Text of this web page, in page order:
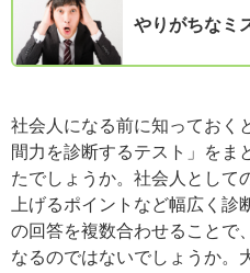
やりがちなミ
社会人になる前に知っておく
間力を診断するテスト」をま
たでしょうか。社会人として
上げるポイントなど幅広く
の回答を複数合わせることで
なるのではないでしょうか。